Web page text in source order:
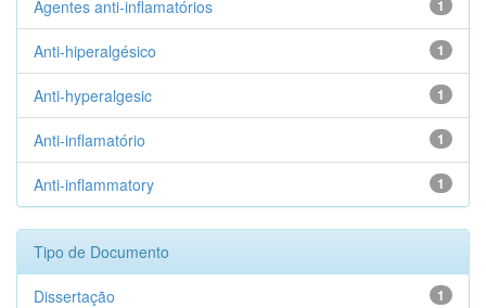
1
Agentes anti-inflamatórios
1
Anti-hiperalgésico
1
Anti-hyperalgesic
1
Anti-inflamatório
1
Anti-inflammatory
Tipo de Documento
1
Dissertação